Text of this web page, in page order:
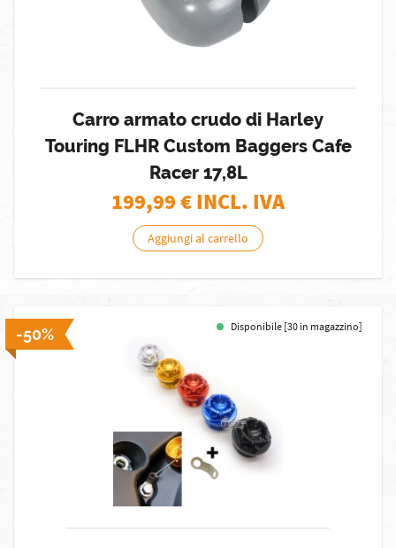
Carro armato crudo di Harley
Touring FLHR Custom Baggers Cafe
Racer 17,8L
199,99€ INCL. IVA
Aggiungi al carrello
-50% Disponibile [30 in magazzino]